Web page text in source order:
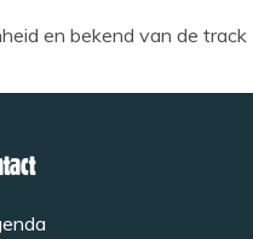
en bekend van de track